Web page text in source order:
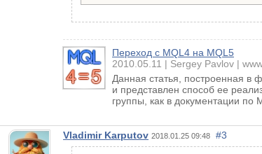
Переход с MQL4 на MQL5
2010.05.11
Sergey Pavlov
Данная статья, построенная в
и представлен способ ее
группы, как в документации по
Vladimir Karputov 2018.01.25 09:48 #3